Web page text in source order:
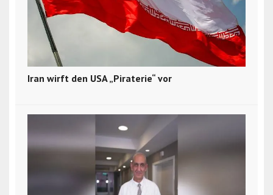
Iran wirft den USA „Piraterie“ vor